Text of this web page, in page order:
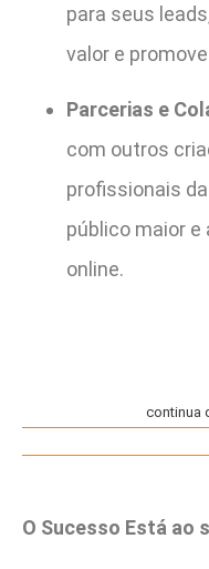
para seus
valor e
Parcerias e
com outros
profissionais
público maior
online.
continua
O Sucesso Está ao